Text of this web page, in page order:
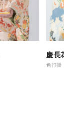
慶長
色打掛